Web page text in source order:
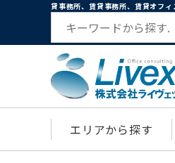
貸事務所、賃貸事務所、賃貸オフィ
エリアから探す